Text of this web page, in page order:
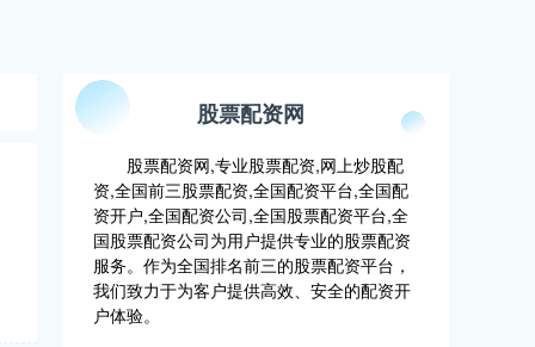
股票配资网
股票配资网,专业股票配资,网上炒股配
资,全国前三股票配资,全国配资平台,全国配
资开户,全国配资公司,全国股票配资平台,全
国股票配资公司为用户提供专业的股票配资
服务。作为全国排名前三的股票配资平台，
我们致力于为客户提供高效、安全的配资开
户体验。